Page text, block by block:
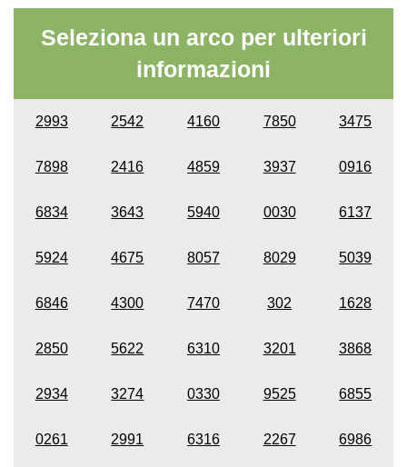
Seleziona un arco per ulteriori
informazioni
2993 2542 4160 7850 3475
7898 2416 4859 3937 0916
6834 3643 5940 0030 6137
5924 4675 8057 8029 5039
6846 4300 7470 302 1628
2850 5622 6310 3201 3868
2934 3274 0330 9525 6855
0261 2991 6316 2267 6986